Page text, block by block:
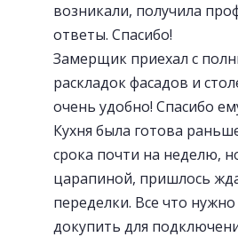
возникали, получила
ответы. Спасибо!
Замерщик приехал с
раскладок фасадов и
очень удобно! Спасибо
Кухня была готова
срока почти на неделю,
царапиной, пришлось
переделки. Все что
докупить для